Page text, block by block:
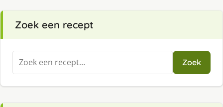
Zoek een recept
Zoeken
naar:
Zoek